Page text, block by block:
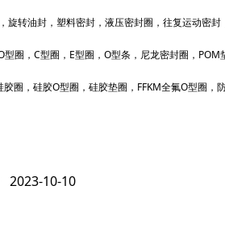
转油封，塑料密封，液压密封圈，往复运动密
圈，C型圈，E型圈，O型条，尼龙密封圈，
圈，硅胶O型圈，硅胶垫圈，FFKM全氟O型圈，
2023-10-10